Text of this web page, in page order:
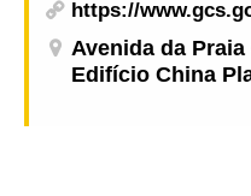
https://
Avenida da
Edifício China